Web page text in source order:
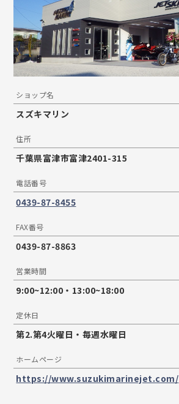
ショップ名
スズキマリン
住所
千葉県富津市富津2401-315
電話番号
0439-87-8455
FAX番号
0439-87-8863
営業時間
9:00~12:00・13:00~18:00
定休日
第2.第4火曜日・毎週水曜日
ホームページ
https://www.suzukimarinejet.com/